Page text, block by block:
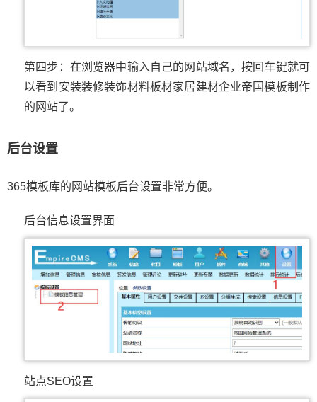
第四步：在浏览器中输入自己的网站域名，按回车键就可
以看到安装装修装饰材料板材家居建材企业帝国模板制作
的网站了。
后台设置
365模板库的网站模板后台设置非常方便。
后台信息设置界面
站点SEO设置